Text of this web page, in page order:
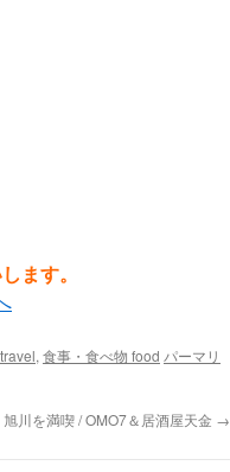
ます。
, 食事・食べ物 food パーマリ
旭川を満喫 / OMO7＆居酒屋天金 →